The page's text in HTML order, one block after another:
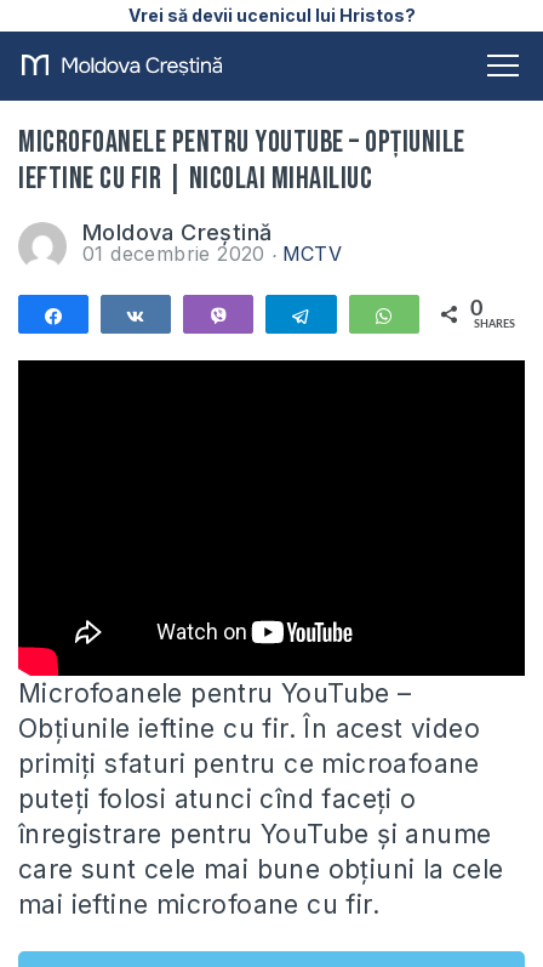
Vrei să devii ucenicul lui Hristos?
Microfoanele pentru YouTube – Opțiunile
ieftine cu fir | Nicolai Mihailiuc
Moldova Creștină
01 decembrie 2020 MCTV
Telegram WhatsApp
0
SHARES
Microfoanele pentru YouTube –
Obțiunile ieftine cu fir. În acest video
primiți sfaturi pentru ce microafoane
puteți folosi atunci cîndfaceți o
înregistrare pentru YouTube și anume
care sunt cele mai bune obțiuni la cele
mai ieftine microfoane cu fir.